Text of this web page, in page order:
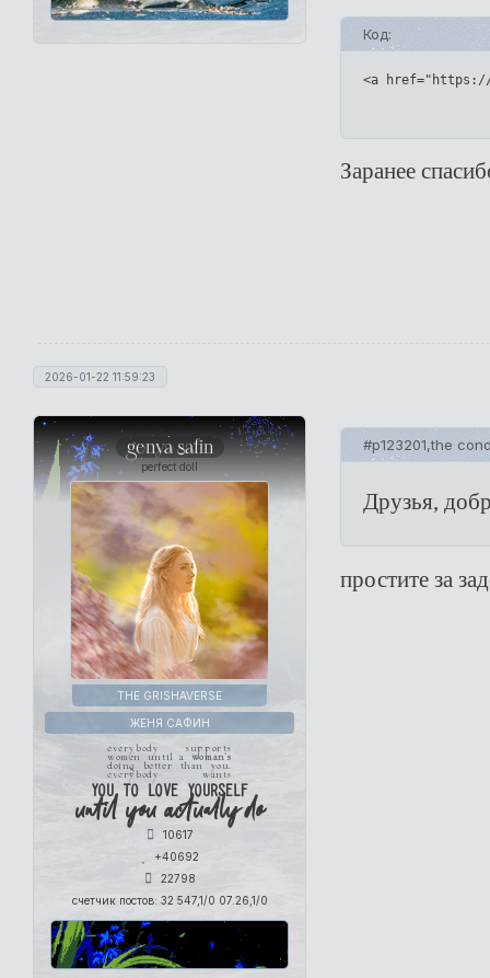
Код:
<a href="https://
Заранее
2026-01-22 11:59:23
genya safin
perfect doll
THE GRISHAVERSE
ЖЕНЯ САФИН
everybody supports
women until a woman's
doing better than you.
everybody wants
you to love yourself
until you actually do
10617
+40692
22798
счетчик постов: 32 547,1/0 07.26,1/0
#p123201,the
Друзья,
простите за